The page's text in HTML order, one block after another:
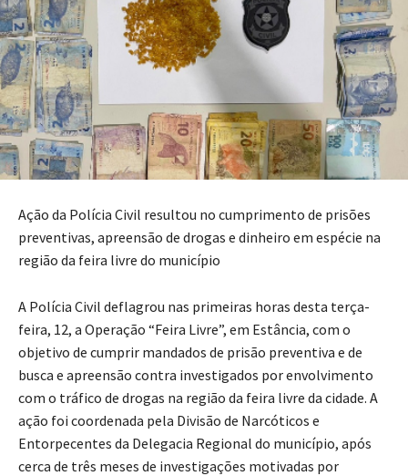
Ação da Polícia Civil resultou no cumprimento de prisões
preventivas, apreensão de drogas e dinheiro em espécie na
região da feira livre do município
A Polícia Civil deflagrou nas primeiras horas desta terça-
feira, 12, a Operação “Feira Livre”, em Estância, com o
objetivo de cumprir mandados de prisão preventiva e de
busca e apreensão contra investigados por envolvimento
com o tráfico de drogas na região da feira livre da cidade. A
ação foi coordenada pela Divisão de Narcóticos e
Entorpecentes da Delegacia Regional do município, após
cerca de três meses de investigações motivadas por